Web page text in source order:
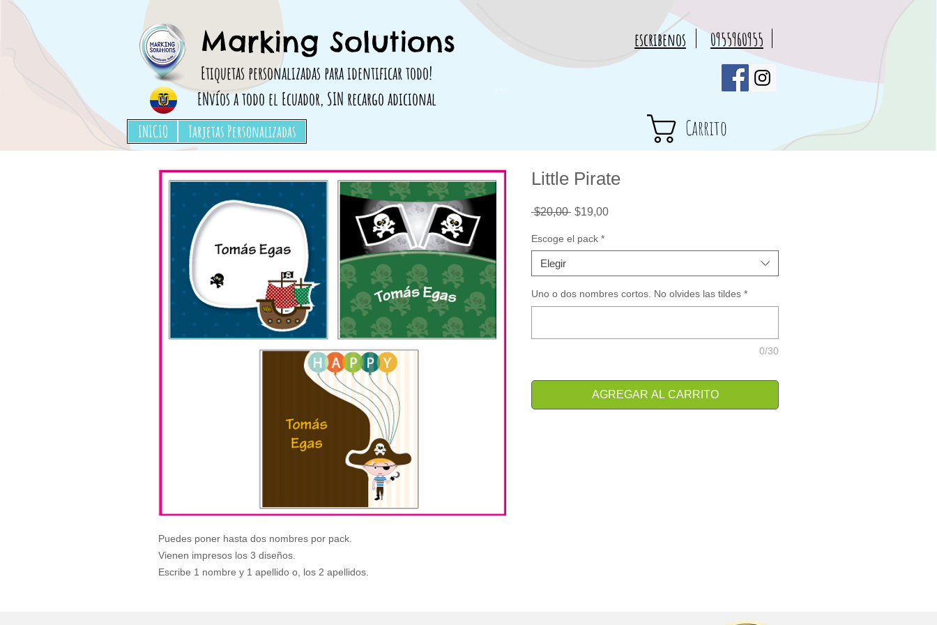
Marking Solutions
564812319481
314828 498717
Etiquetas personalizadas para identificar todo!
ENvíos a todo el Ecuador, SIN recargo adicional
INICIO Tarjetas Personalizadas
escribenos 0955960955
Carrito
Puedes poner hasta dos nombres por pack.
Vienen impresos los 3 diseños.
Escribe 1 nombre y 1 apellido o, los 2 apellidos.
Little Pirate
$20,00 Precio
$19,00Precio
Escoge el pack *
Elegir
Uno o dos nombres cortos. No olvides las tildes *
0/30
AGREGAR AL CARRITO